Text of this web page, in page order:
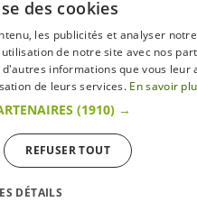
Retour & Droit de
des cookies
les publicités et analyser
de notre site avec nos
informations que vous leur
de leurs services. En savoir
(1910) →
REFUSER TOUT
DÉTAILS